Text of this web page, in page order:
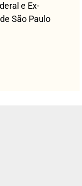
e Ex-
São Paulo